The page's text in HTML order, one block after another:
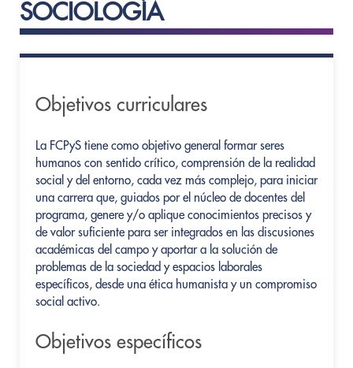
SOCIOLOGÍA
Objetivos curriculares
La FCPyS tiene como objetivo general formar seres
humanos con sentido crítico, comprensión de la realidad
social y del entorno, cada vez más complejo, para iniciar
una carrera que, guiados por el núcleo de docentes del
programa, genere y/o aplique conocimientos precisos y
de valor suficiente para ser integrados en las discusiones
académicas del campo y aportar a la solución de
problemas de la sociedad y espacios laborales
específicos, desde una ética humanista y un compromiso
social activo.
Objetivos específicos